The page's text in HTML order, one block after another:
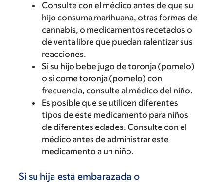
Consulte con el médico antes de que su
hijo consuma marihuana, otras formas de
cannabis, o medicamentos recetados o
de venta libre que puedan ralentizar sus
reacciones.
Si su hijo bebe jugo de toronja (pomelo)
o si come toronja (pomelo) con
frecuencia, consulte al médico del niño.
Es posible que se utilicen diferentes
tipos de este medicamento para niños
de diferentes edades. Consulte con el
médico antes de administrar este
medicamento a un niño.
Si su hija está embarazada o